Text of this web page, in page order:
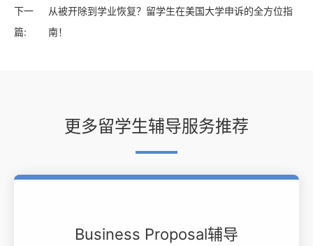
下一
篇:
从被开除到学业恢复？留学生在美国大学申诉的全方位指
南！
更多留学生辅导服务推荐
Business Proposal辅导